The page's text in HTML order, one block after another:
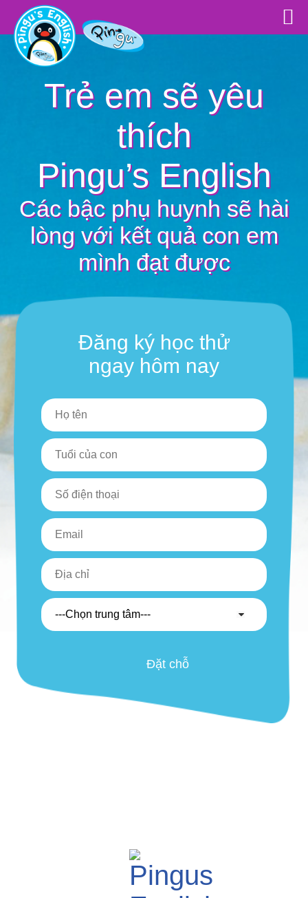
Trẻ em sẽ yêu
thích
Pingu’s English
Các bậc phụ huynh sẽ hài
lòng với kết quả con em
mình đạt được
Đăng ký học thử
ngay hôm nay